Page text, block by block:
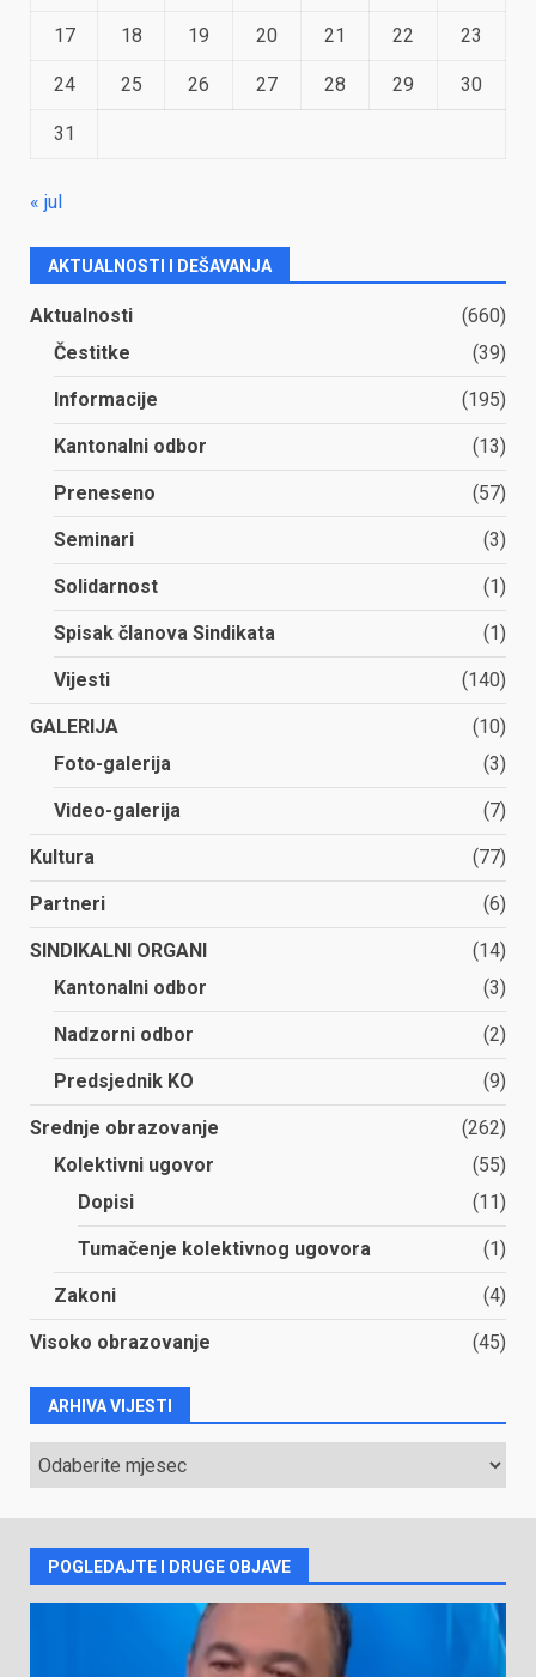
17 18 19 20 21 22 23
24 25 26 27 28 29 30
31
« jul
AKTUALNOSTI I DEŠAVANJA
Aktualnosti
(660)
Čestitke
(39)
Informacije (195)
Kantonalni odbor (13)
Preneseno (57)
Seminari (3)
Solidarnost (1)
Spisak članova Sindikata (1)
Vijesti (140)
GALERIJA
(10)
Foto-galerija
(3)
Video-galerija (7)
Kultura (77)
Partneri (6)
SINDIKALNI ORGANI
(14)
Kantonalni odbor
(3)
Nadzorni odbor (2)
Predsjednik KO (9)
Srednje obrazovanje
(262)
Kolektivni ugovor
(55)
Dopisi
(11)
Tumačenje kolektivnog ugovora (1)
Zakoni (4)
Visoko obrazovanje (45)
ARHIVA VIJESTI
ARHIVA
VIJESTI
POGLEDAJTE I DRUGE OBJAVE